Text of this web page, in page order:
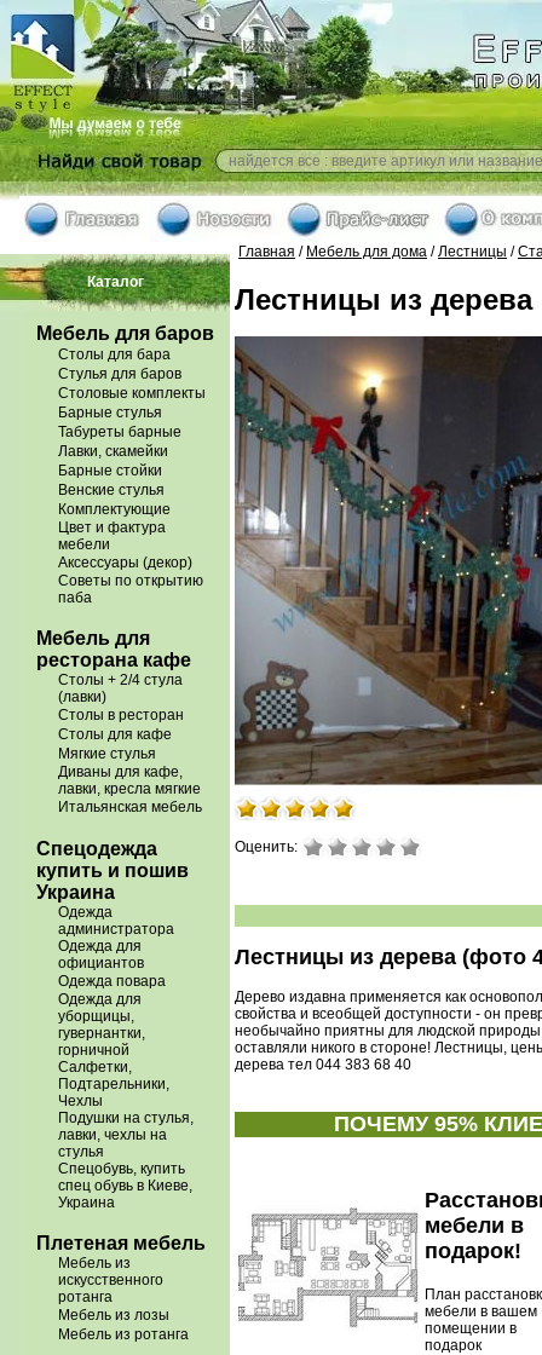
Каталог
Мебель для баров
Столы для бара
Стулья для баров
Столовые комплекты
Барные стулья
Табуреты барные
Лавки, скамейки
Барные стойки
Венские стулья
Комплектующие
Цвет и фактура
мебели
Аксессуары (декор)
Советы по открытию
паба
Мебель для
ресторана кафе
Столы + 2/4 стула
(лавки)
Столы в ресторан
Столы для кафе
Мягкие стулья
Диваны для кафе,
лавки, кресла мягкие
Итальянская мебель
Спецодежда
купить и пошив
Украина
Одежда
администратора
Одежда для
официантов
Одежда повара
Одежда для
уборщицы,
гувернантки,
горничной
Салфетки,
Подтарельники,
Чехлы
Подушки на стулья,
лавки, чехлы на
стулья
Спецобувь, купить
спец обувь в Киеве,
Украина
Плетеная мебель
Мебель из
искусственного
ротанга
Мебель из лозы
Мебель из ротанга
Главная / Мебель для дома /Лестницы /
Лестницы из дерева
Оценить:
Лестницы из дерева (фото
Дерево издавна применяется как
свойства и всеобщей доступности - он
необычайно приятны для людской
оставляли никого в стороне! Лестницы,
дерева тел 044 383 68 40
ПОЧЕМУ 95%
мебели в
подарок!
План
мебели в вашем
помещении в
подарок